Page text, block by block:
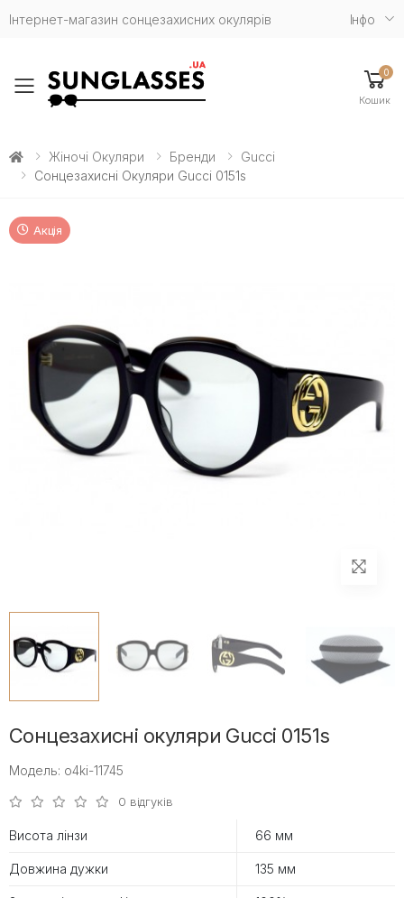
Інтернет-магазин сонцезахисних окулярів Iнфо
Toggle mobile menu
0
Кошик
Жіночі Окуляри Бренди
Gucci
Сонцезахисні Окуляри Gucci 0151s
Акція
Сонцезахисні окуляри Gucci 0151s
Модель: o4ki-11745
0 відгуків
Висота лінзи 66 мм
Довжина дужки 135 мм